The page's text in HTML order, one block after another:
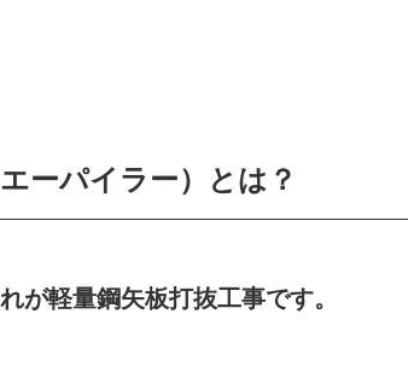
ーパイラー）とは？
が軽量鋼矢板打抜工事です。